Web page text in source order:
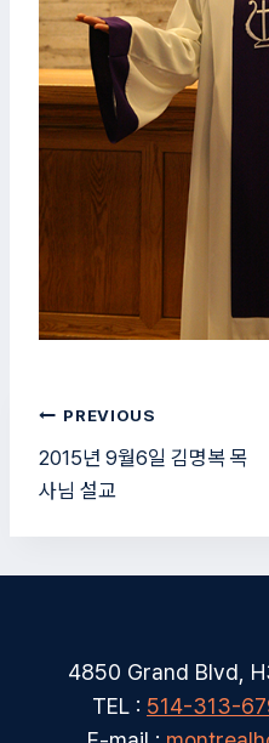
글
탐
색
PREVIOUS
2015년 9월6일 김명복 목
사님 설교
4850 Grand Blvd,
TEL : 514-313-